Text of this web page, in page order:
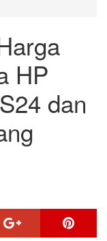
HP
dan